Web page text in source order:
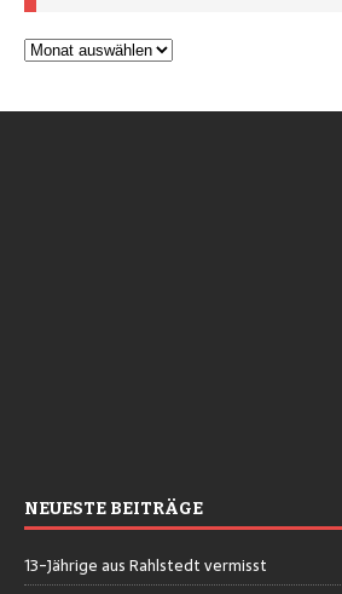
NEUESTE BEITRÄGE
13-Jährige aus Rahlstedt vermisst